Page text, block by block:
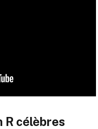
R célèbres